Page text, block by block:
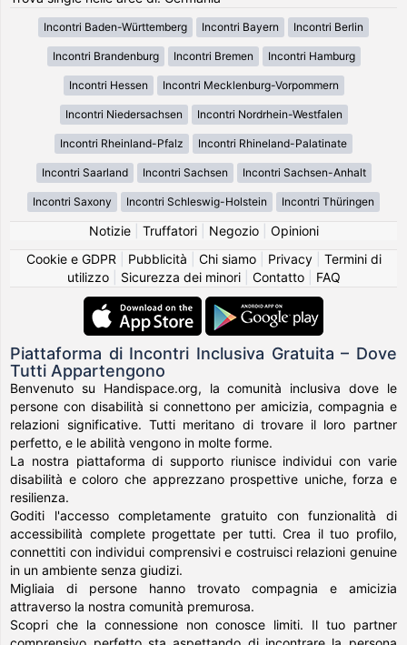
Incontri Baden-Württemberg Incontri Bayern Incontri Berlin
Incontri Brandenburg Incontri Bremen Incontri Hamburg
Incontri Hessen Incontri Mecklenburg-Vorpommern
Incontri Niedersachsen Incontri Nordrhein-Westfalen
Incontri Rheinland-Pfalz Incontri Rhineland-Palatinate
Incontri Saarland Incontri Sachsen Incontri Sachsen-Anhalt
Incontri Saxony Incontri Schleswig-Holstein Incontri Thüringen
Notizie| Truffatori| Negozio| Opinioni
Cookie e GDPR
Pubblicità Chi siamo| Privacy| Termini di
utilizzo| Sicurezza dei minori| Contatto| FAQ
Piattaforma di Incontri Inclusiva Gratuita – Dove
Tutti Appartengono
Benvenuto su Handispace.org, la comunità inclusiva dove le
persone con disabilità si connettono per amicizia, compagnia e
relazioni significative. Tutti meritano di trovare il loro partner
perfetto, e le abilità vengono in molte forme.
La nostra piattaforma di supporto riunisce individui con varie
disabilità e coloro che apprezzano prospettive uniche, forza e
resilienza.
Goditi l'accesso completamente gratuito con funzionalità di
accessibilità complete progettate per tutti. Crea il tuo profilo,
connettiti con individui comprensivi e costruisci relazioni genuine
in un ambiente senza giudizi.
Migliaia di persone hanno trovato compagnia e amicizia
attraverso la nostra comunità premurosa.
Scopri che la connessione non conosce limiti. Il tuo partner